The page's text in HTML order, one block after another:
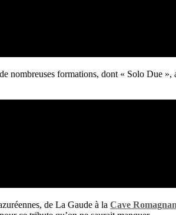
nombreuses formations, dont « Solo Due »,
de La Gaude à la Cave Romagnan